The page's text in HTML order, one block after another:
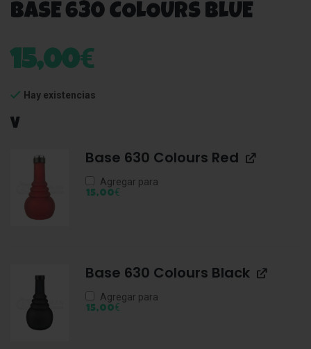
BASE 630 COLOURS BLUE
15,00€
Hay existencias
V
Base 630 Colours Red
Agregar para
15,00€
Base 630 Colours Black
Agregar para
15,00€